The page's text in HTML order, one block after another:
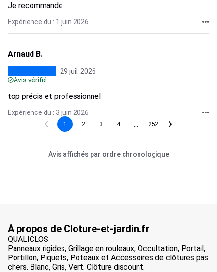
Je recommande
Expérience du : 1 juin 2026
Arnaud B.
29 juil. 2026
Avis vérifié
top précis et professionnel
Expérience du : 3 juin 2026
1 2 3 4 252
Avis affichés par ordre chronologique
À propos de Cloture-et-jardin.fr
QUALICLOS
Panneaux rigides, Grillage en rouleaux, Occultation, Portail,
Portillon, Piquets, Poteaux et Accessoires de clôtures pas
chers. Blanc, Gris, Vert. Clôture discount.